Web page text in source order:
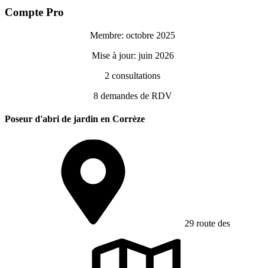
Compte Pro
Membre: octobre 2025
Mise à jour: juin 2026
2 consultations
8demandes de RDV
Poseur d'abri de jardin en Corrèze
29 route des